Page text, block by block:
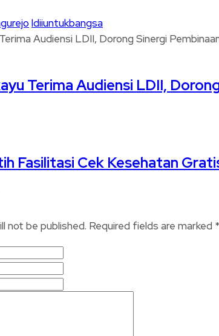
ldiiuntukbangsa
Terima Audiensi LDII,
Fasilitasi Cek Kesehatan
not be published. Required fields are marked *